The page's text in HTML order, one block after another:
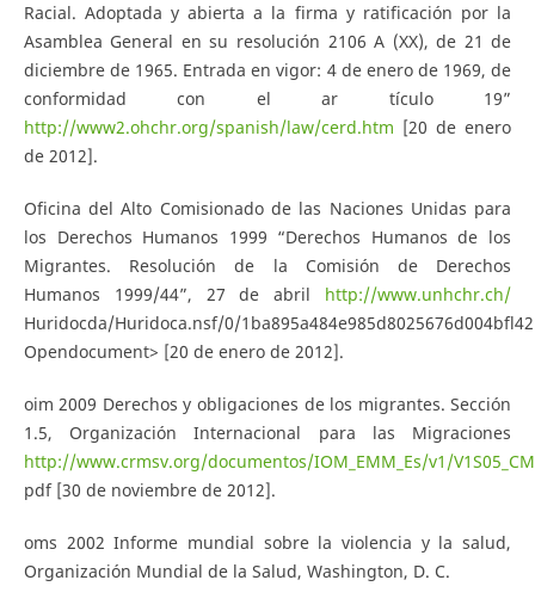
Racial. Adoptada y abierta a la firma y ratificación por la
Asamblea General en su resolución 2106 A (XX), de 21 de
diciembre de 1965. Entrada en vigor: 4 de enero de 1969, de
conformidad con el ar­ tículo 19”
http://www2.ohchr.org/spanish/law/cerd.htm [20 de enero
de 2012].
Oficina del Alto Comisionado de las Naciones Unidas para
los Derechos Humanos 1999 “Derechos Humanos de los
Migrantes. Resolución de la Comisión de Derechos
Humanos 1999/44”, 27 de abril http://www.unhchr.ch/
Huridocda/Huridoca.nsf/0/
Opendocument> [20 de enero de 2012].
oim 2009 Derechos y obligaciones de los migrantes. Sección
1.5, Organización Internacional para las Migraciones
http://www.crmsv.org/documentos/IOM_EMM_Es/v1/V1S05_CM
pdf [30 de noviembre de 2012].
oms 2002 Informe mundial sobre la violencia y la salud,
Organización Mundial de la Salud, Washington, D. C.